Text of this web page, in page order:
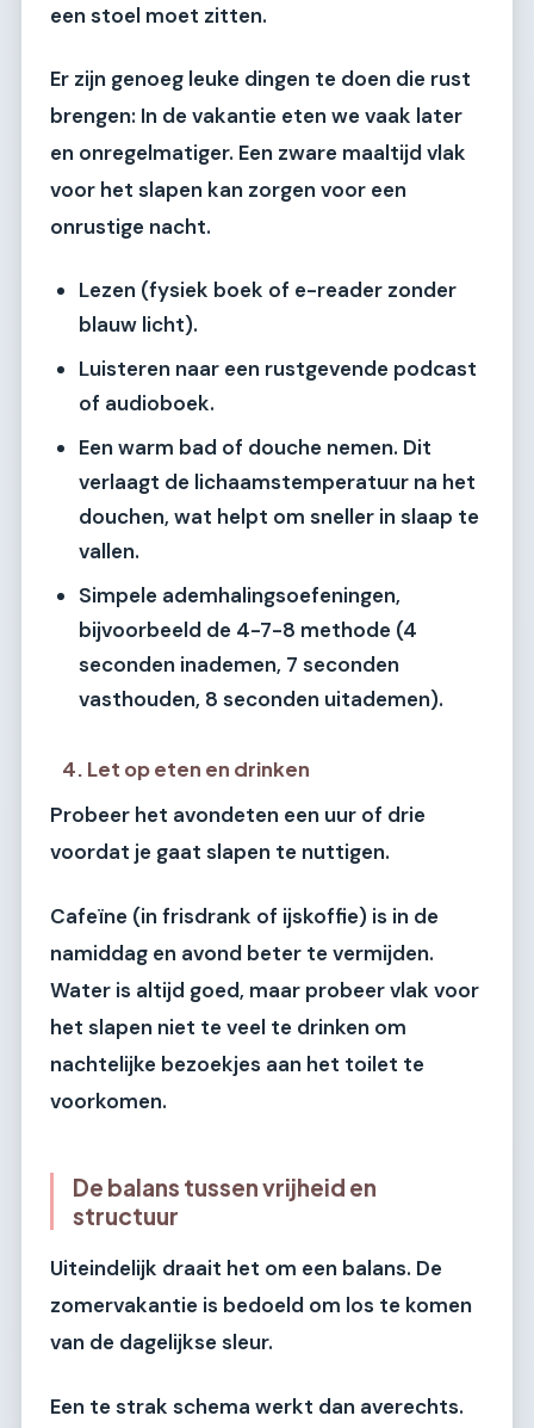
een stoel moet zitten.
Er zijn genoeg leuke dingen te doen die rust
brengen: In de vakantie eten we vaak later
en onregelmatiger. Een zware maaltijd vlak
voor het slapen kan zorgen voor een
onrustige nacht.
Lezen (fysiek boek of e-reader zonder
blauw licht).
Luisteren naar een rustgevende podcast
of audioboek.
Een warm bad of douche nemen. Dit
verlaagt de lichaamstemperatuur na het
douchen, wat helpt om sneller in slaap te
vallen.
Simpele ademhalingsoefeningen,
bijvoorbeeld de 4-7-8 methode (4
seconden inademen, 7 seconden
vasthouden, 8 seconden uitademen).
4. Let op eten en drinken
Probeer het avondeten een uur of drie
voordat je gaat slapen te nuttigen.
Cafeïne (in frisdrank of ijskoffie) is in de
namiddag en avond beter te vermijden.
Water is altijd goed, maar probeer vlak voor
het slapen niet te veel te drinken om
nachtelijke bezoekjes aan het toilet te
voorkomen.
De balans tussen vrijheid en
structuur
Uiteindelijk draait het om een balans. De
zomervakantie is bedoeld om los te komen
van de dagelijkse sleur.
Een te strak schema werkt dan averechts.